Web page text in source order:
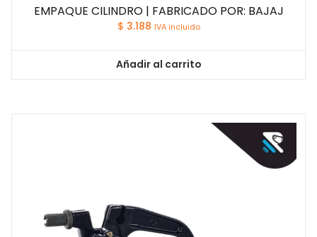
EMPAQUE CILINDRO | FABRICADO POR: BAJAJ
$ 3.188 IVA incluido
Añadir al carrito